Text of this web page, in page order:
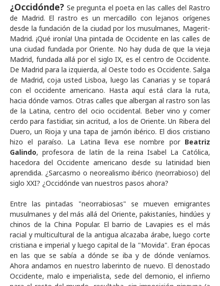
¿Occidónde?Se pregunta el poeta en las calles del Rastro
de Madrid. El rastro es un mercadillo con lejanos orígenes
desde la fundación de la ciudad por los musulmanes, Magerit-
Madrid. ¡Qué ironía! Una pintada de Occidente en las calles de
una ciudad fundada por Oriente. No hay duda de que la vieja
Madrid, fundada allá por el siglo IX, es el centro de Occidente.
De Madrid para la izquierda, al Oeste todo es Occidente. Salga
de Madrid, coja usted Lisboa, luego las Canarias y se topará
con el occidente americano. Hasta aquí está clara la ruta,
hacia dónde vamos. Otras calles que albergan al rastro son las
de la Latina, centro del ocio occidental. Beber vino y comer
cerdo para fastidiar, sin acritud, a los de Oriente. Un Ribera del
Duero, un Rioja y una tapa de jamón ibérico. El dios cristiano
hizo el paraíso. La Latina lleva ese nombre por Beatriz
Galindo, profesora de latín de la reina Isabel La Católica,
hacedora del Occidente americano desde su latinidad bien
aprendida. ¿Sarcasmo o neorealismo ibérico (neorrabioso) del
siglo XXI? ¿Occidónde van nuestros pasos ahora?
Entre las pintadas "neorrabiosas" se mueven emigrantes
musulmanes y del más allá del Oriente, pakistaníes, hindúes y
chinos de la China Popular. El barrio de Lavapies es el más
racial y multicultural de la antigua alcazaba árabe, luego corte
cristiana e imperial y luego capital de la "Movida". Eran épocas
en las que se sabía a dónde se iba y de dónde veníamos.
Ahora andamos en nuestro laberinto de nuevo. El denostado
Occidente, malo e imperialista, sede del demonio, el infierno